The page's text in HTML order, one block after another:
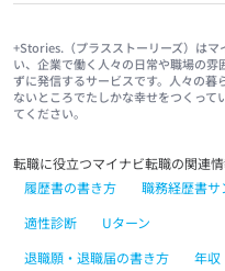
+Stories.（プラスストーリーズ）は
い、企業で働く人々の日常や職場の
ずに発信するサービスです。人々の暮
ないところでたしかな幸せをつくっ
てください。
転職に役立つマイナビ転職の関連
履歴書の書き方
職務経歴書サ
適性診断
Uターン
退職願・退職届の書き方
年収